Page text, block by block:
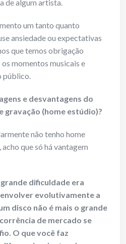
de algum artista.
um tanto quanto
ansiedade ou expectativas
que temos obrigação
momentos musicais e
público.
e desvantagens do
gravação (home estúdio)?
não tenho home
que só há vantagem
dificuldade era
evolutivamente a
disco não é mais o grande
de mercado se
O que você faz